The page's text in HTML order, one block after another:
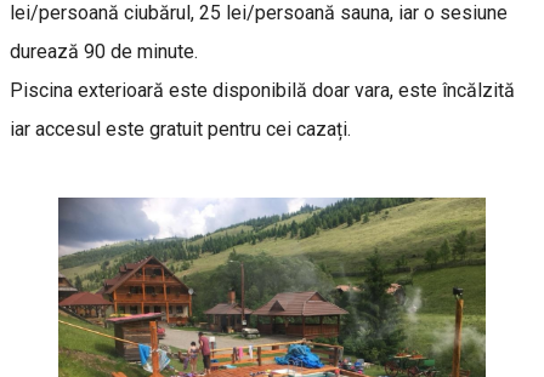
lei/persoană ciubărul, 25 lei/persoană sauna, iar o sesiune
durează 90 de minute.
Piscina exterioară este disponibilă doar vara, este încălzită
iar accesul este gratuit pentru cei cazați.